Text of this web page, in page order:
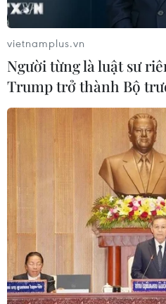
vietnamplus.vn
Người từng là luật sư
Trump trở thành Bộ